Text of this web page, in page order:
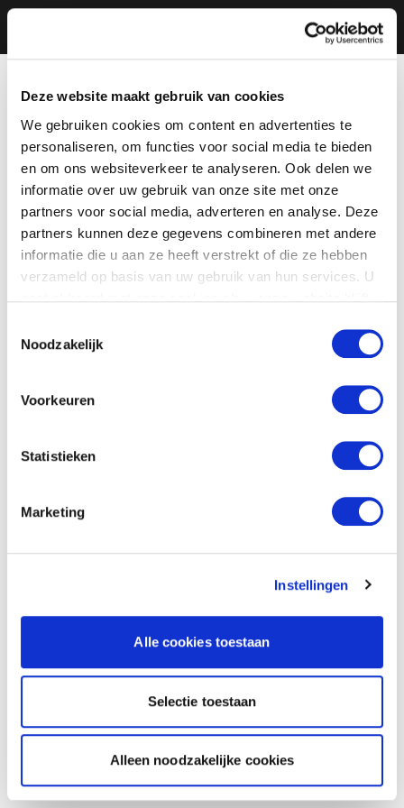
Deze website maakt gebruik van cookies
We gebruiken cookies om content en advertenties te
personaliseren, om functies voor social media te bieden
en om ons websiteverkeer te analyseren. Ook delen we
informatie over uw gebruik van onze site met onze
partners voor social media, adverteren en analyse. Deze
partners kunnen deze gegevens combineren met andere
informatie die u aan ze heeft verstrekt of die ze hebben
verzameld op basis van uw gebruik van hun services. U
Noodzakelijk
Voorkeuren
Statistieken
Marketing
Instellingen
Alle cookies toestaan
Selectie toestaan
Alleen noodzakelijke cookies